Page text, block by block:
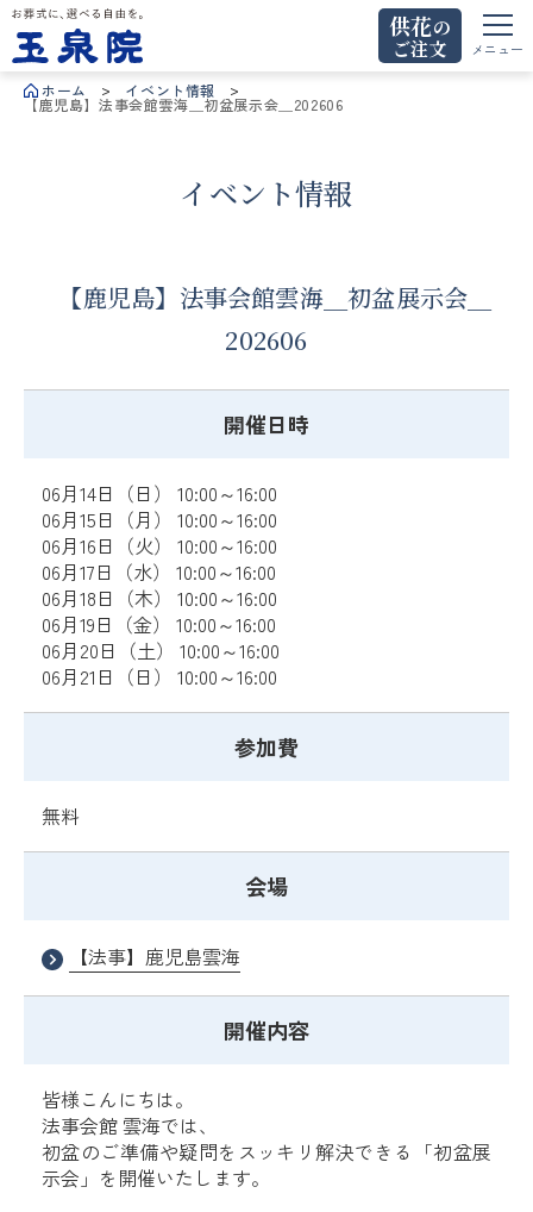
お葬式に、選べる自由を。玉泉院
供花の
ご注文
メニュー
ホーム イベント情報
【鹿児島】法事会館雲海＿初盆展示会＿202606
イベント情報
【鹿児島】法事会館雲海＿初盆展示会＿
202606
開催日時
06月14日（日） 10:00～16:00
06月15日（月） 10:00～16:00
06月16日（火） 10:00～16:00
06月17日（水） 10:00～16:00
06月18日（木） 10:00～16:00
06月19日（金） 10:00～16:00
06月20日（土） 10:00～16:00
06月21日（日） 10:00～16:00
参加費
無料
会場
【法事】鹿児島雲海
開催内容
皆様こんにちは。
法事会館 雲海では、
初盆のご準備や疑問をスッキリ解決できる「初盆展
示会」を開催いたします。